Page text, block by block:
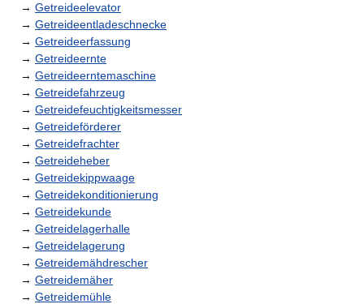
→ Getreideelevator
→ Getreideentladeschnecke
→ Getreideerfassung
→ Getreideernte
→ Getreideerntemaschine
→ Getreidefahrzeug
→ Getreidefeuchtigkeitsmesser
→ Getreideförderer
→ Getreidefrachter
→ Getreideheber
→ Getreidekippwaage
→ Getreidekonditionierung
→ Getreidekunde
→ Getreidelagerhalle
→ Getreidelagerung
→ Getreidemähdrescher
→ Getreidemäher
→ Getreidemühle